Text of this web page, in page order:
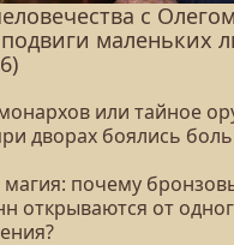
с
маленьких
или тайное
дворах боялись
почему
открываются от